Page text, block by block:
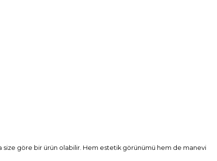
size göre bir ürün olabilir. Hem estetik görünümü hem de manevi